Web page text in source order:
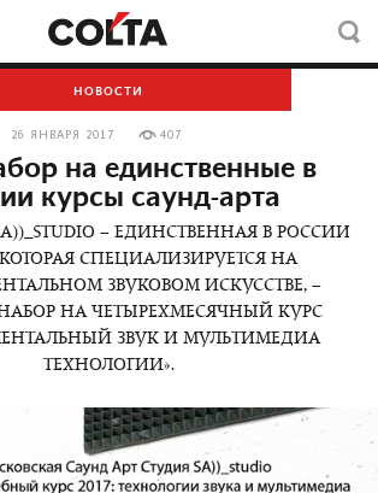
НОВОСТИ
26 ЯНВАРЯ 2017 407
на единственные в
курсы саунд-арта
– ЕДИНСТВЕННАЯ В РОССИИ
СПЕЦИАЛИЗИРУЕТСЯ НА
ЗВУКОВОМ ИСКУССТВЕ, –
НА ЧЕТЫРЕХМЕСЯЧНЫЙ КУРС
ЗВУК И МУЛЬТИМЕДИА
ТЕХНОЛОГИИ».